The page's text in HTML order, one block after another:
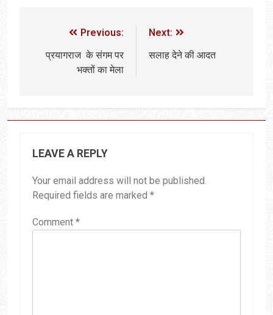
Previous:
प्रयागराज के संगम पर
भक्तों का मेला
Next:
सलाह देने की आदत
LEAVE A REPLY
Your email address will not be published.
Required fields are marked *
Comment *